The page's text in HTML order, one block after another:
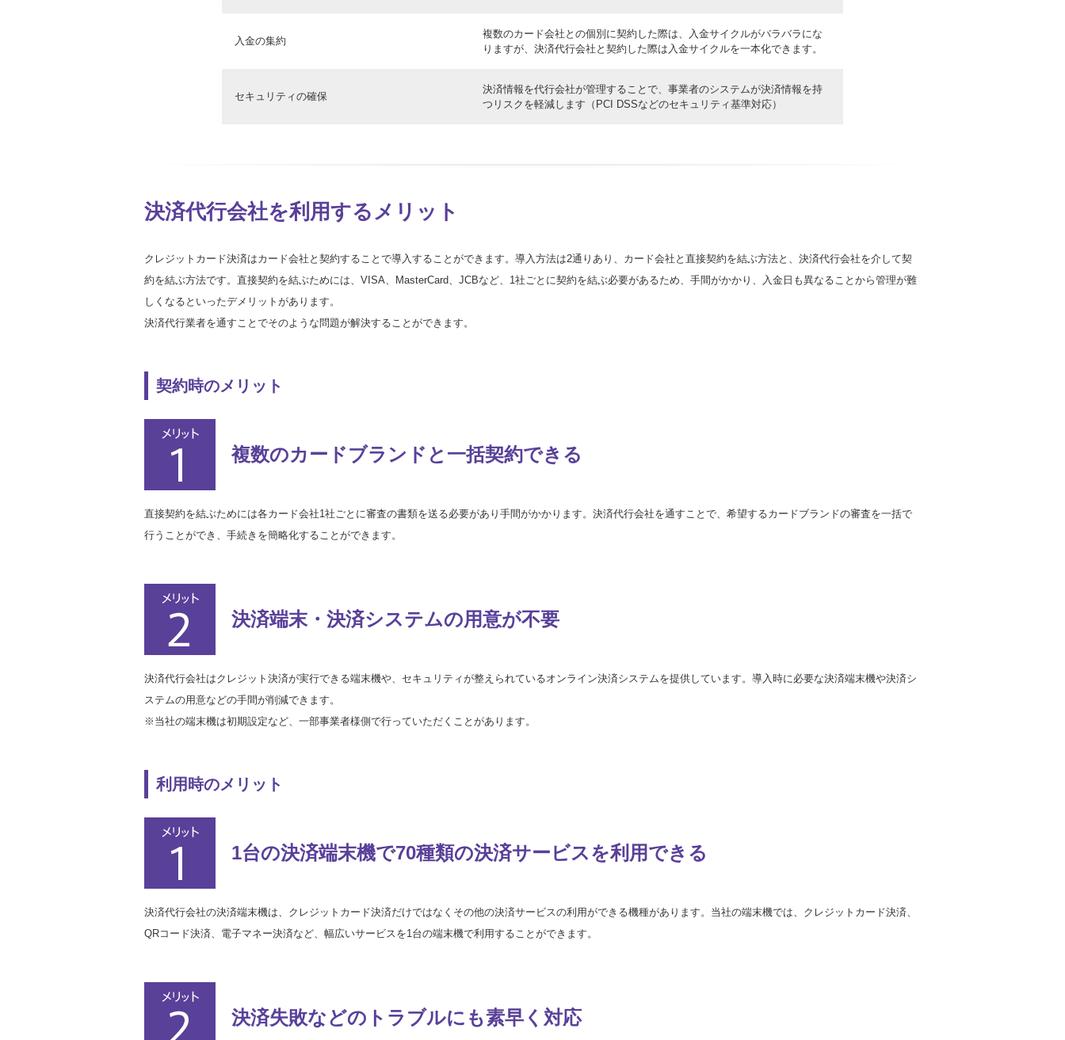
入金の集約
複数のカード会社との個別に契約した際は、入金サイクルがバラバラにな
りますが、決済代行会社と契約した際は入金サイクルを一本化できます。
セキュリティの確保
決済情報を代行会社が管理することで、事業者のシステムが決済情報を持
つリスクを軽減します（PCI DSSなどのセキュリティ基準対応）
決済代行会社を利用するメリット
クレジットカード決済はカード会社と契約することで導入することができます。導入方法は2通りあり、カード会社と直接契約を結ぶ方法と、決済代行会社を介して契
約を結ぶ方法です。直接契約を結ぶためには、VISA、MasterCard、JCBなど、1社ごとに契約を結ぶ必要があるため、手間がかかり、入金日も異なることから管理が難
しくなるといったデメリットがあります。
決済代行業者を通すことでそのような問題が解決することができます。
契約時のメリット
複数のカードブランドと 一括契約できる
直接契約を結ぶためには各カード会社1社ごとに審査の書類を送る必要があり手間がかかります。決済代行会社を通すことで、希望するカードブランドの審査を一括で
行うことができ、手続きを簡略化することができます。
決済端末・決済システムの用意が不要
決済代行会社はクレジット決済が実行できる端末機や、セキュリティが整えられているオンライン決済システムを提供しています。導入時に必要な決済端末機や決済シ
ステムの用意などの手間が削減できます。
※当社の端末機は初期設定など、一部事業者様側で行っていただくことがあります。
利用時のメリット
1台の決済端末機で70種類の決済サービスを利用できる
決済代行会社の決済端末機は、クレジットカード決済だけではなくその他の決済サービスの利用ができる機種があります。当社の端末機では、クレジットカード決済、
QRコード決済、電子マネー決済など、幅広いサービスを1台の端末機で利用することができます。
決済失敗などの トラブルにも素早く対応